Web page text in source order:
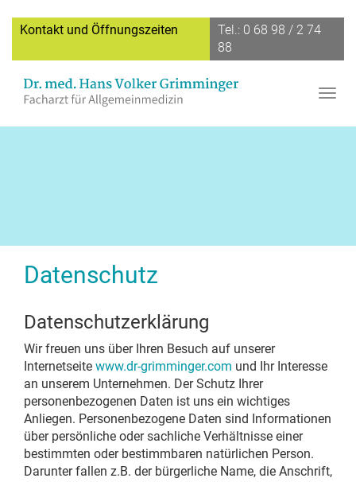
Kontakt und Öffnungszeiten
Tel.: 0 68 98 / 2 74
88
Datenschutz
Datenschutzerklärung
Wir freuen uns über Ihren Besuch auf unserer
Internetseite www.dr-grimminger.com und Ihr Interesse
an unserem Unternehmen. Der Schutz Ihrer
personenbezogenen Daten ist uns ein wichtiges
Anliegen. Personenbezogene Daten sind Informationen
über persönliche oder sachliche Verhältnisse einer
bestimmten oder bestimmbaren natürlichen Person.
Darunter fallen z.B. der bürgerliche Name, die Anschrift,